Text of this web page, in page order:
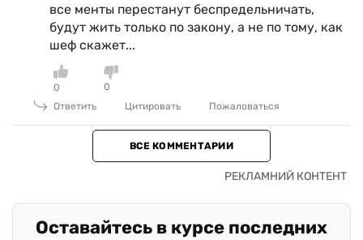
все менты перестанут беспредельничать,
будут жить только по закону, а не по тому, как
шеф скажет...
0
0
Ответить
Цитировать Пожаловаться
ВСЕ КОММЕНТАРИИ
Оставайтесь в курсе последних